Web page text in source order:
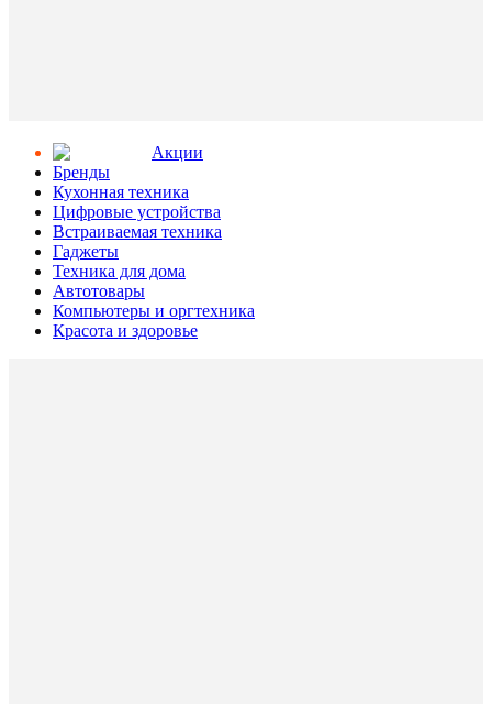
Aкции
Бренды
Кухонная техника
Цифровые устройства
Встраиваемая техника
Гаджеты
Техника для дома
Автотовары
Компьютеры и оргтехника
Красота и здоровье